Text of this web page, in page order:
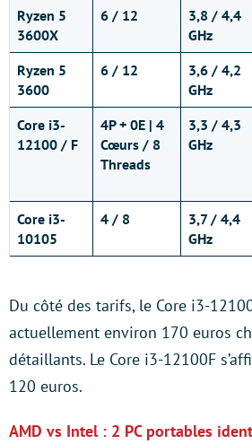
Ryzen 5
3600X
6 / 12
3,8 / 4,4
GHz
Ryzen 5
3600
6 / 12
3,6 / 4,2
GHz
Core i3-
12100 / F
4P + 0E | 4
Cœurs / 8
Threads
3,3 / 4,3
GHz
Core i3-
10105
4 / 8
3,7 / 4,4
GHz
Du côté des tarifs, le Core i3-
actuellement environ 170 euros
détaillants. Le Core i3-12100F
120 euros.
AMD vs Intel : 2 PC portables